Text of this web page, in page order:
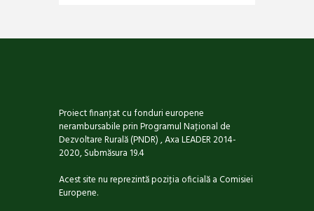
Proiect finanţat cu fonduri europene
nerambursabile prin Programul Naţional de
Dezvoltare Rurală (PNDR) , Axa LEADER 2014-
2020, Submăsura 19.4
Acest site nu reprezintă poziţia oficială a Comisiei
Europene.